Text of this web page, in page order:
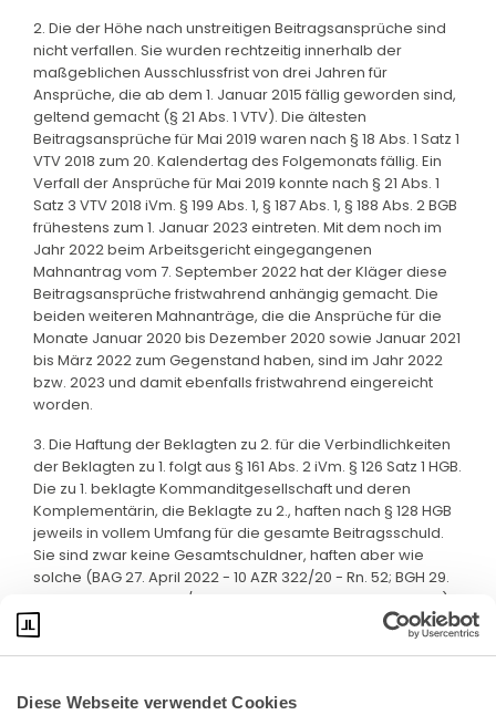
Diese Webseite verwendet Cookies
2. Die der Höhe nach unstreitigen Beitragsansprüche sind
nicht verfallen. Sie wurden rechtzeitig innerhalb der
maßgeblichen Ausschlussfrist von drei Jahren für
Ansprüche, die ab dem 1. Januar 2015 fällig geworden sind,
geltend gemacht (§ 21 Abs. 1 VTV). Die ältesten
Beitragsansprüche für Mai 2019 waren nach § 18 Abs. 1 Satz 1
VTV 2018 zum 20. Kalendertag des Folgemonats fällig. Ein
Verfall der Ansprüche für Mai 2019 konnte nach § 21 Abs. 1
Satz 3 VTV 2018 iVm. § 199 Abs. 1, § 187 Abs. 1, § 188 Abs. 2 BGB
frühestens zum 1. Januar 2023 eintreten. Mit dem noch im
Jahr 2022 beim Arbeitsgericht eingegangenen
Mahnantrag vom 7. September 2022 hat der Kläger diese
Beitragsansprüche fristwahrend anhängig gemacht. Die
beiden weiteren Mahnanträge, die die Ansprüche für die
Monate Januar 2020 bis Dezember 2020 sowie Januar 2021
bis März 2022 zum Gegenstand haben, sind im Jahr 2022
bzw. 2023 und damit ebenfalls fristwahrend eingereicht
worden.
3. Die Haftung der Beklagten zu 2. für die Verbindlichkeiten
der Beklagten zu 1. folgt aus § 161 Abs. 2 iVm. § 126 Satz 1 HGB.
Die zu 1. beklagte Kommanditgesellschaft und deren
Komplementärin, die Beklagte zu 2., haften nach § 128 HGB
jeweils in vollem Umfang für die gesamte Beitragsschuld.
Sie sind zwar keine Gesamtschuldner, haften aber wie
solche (BAG 27. April 2022 - 10 AZR 322/20 - Rn. 52; BGH 29.
Januar 2001 - II ZR 331/00 - zu B der Gründe, BGHZ 146, 341).